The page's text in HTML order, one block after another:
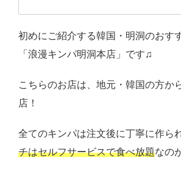
初めにご紹介する韓国・明洞のおす
「浪漫キンパ明洞本店」です♫
こちらのお店は、地元・韓国の方か
店！
全てのキンパは注文後に丁寧に作られ
チはセルフサービスで食べ放題なの